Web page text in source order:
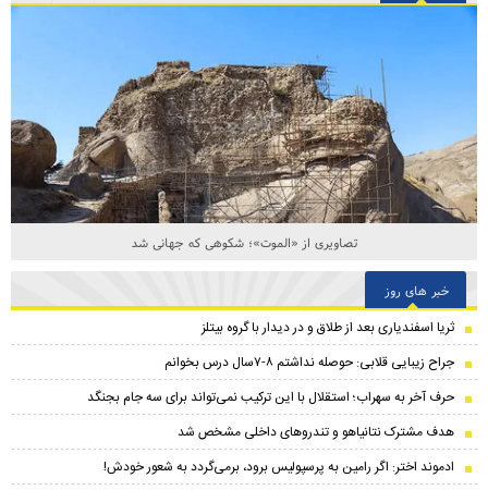
تصاویری از «الموت»؛ شکوهی که جهانی شد
خبر های روز
ثریا اسفندیاری بعد از طلاق و در دیدار با گروه بیتلز
جراح زیبایی قلابی: حوصله نداشتم ۸-۷سال درس بخوانم
حرف آخر به سهراب؛ استقلال با این ترکیب نمی‌تواند برای سه جام بجنگد
هدف مشترک نتانیاهو و تندروهای داخلی مشخص شد
ادموند اختر: اگر رامین به پرسپولیس برود، برمی‌گردد به شعور خودش!